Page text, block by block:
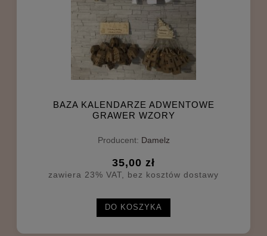
BAZA KALENDARZE ADWENTOWE
GRAWER WZORY
Producent: Damelz
35,00 zł
zawiera 23% VAT, bez kosztów dostawy
DO KOSZYKA